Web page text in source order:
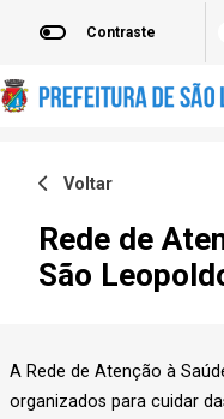
Contraste
Voltar
Rede de
São
A Rede de Atenção à
organizados para cuidar